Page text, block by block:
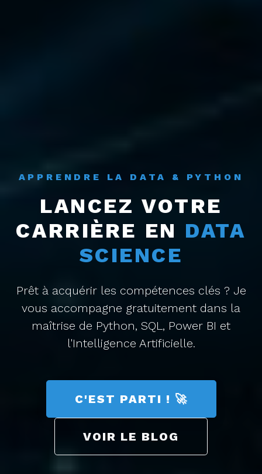
APPRENDRE LA DATA & PYTHON
LANCEZ VOTRE
CARRIÈRE EN DATA
SCIENCE
Prêt à acquérir les compétences clés ? Je
vous accompagne gratuitement dans la
maîtrise de Python, SQL, Power BI et
l'Intelligence Artificielle.
C'EST PARTI ! 🚀
VOIR LE BLOG